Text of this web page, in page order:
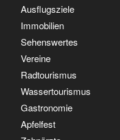
Ausflugsziele
Immobilien
Sehenswertes
Vereine
Radtourismus
Wassertourismus
Gastronomie
Apfelfest